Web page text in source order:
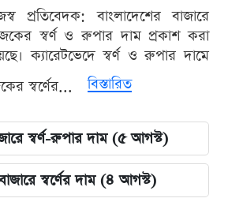
প্রতিবেদক: বাংলাদেশের বাজারে
স্বর্ণ ও রুপার দাম প্রকাশ করা
ক্যারেটভেদে স্বর্ণ ও রুপার দামে
স্বর্ণের...
বিস্তারিত
স্বর্ণ-রুপার দাম (৫ আগস্ট)
স্বর্ণের দাম (৪ আগস্ট)